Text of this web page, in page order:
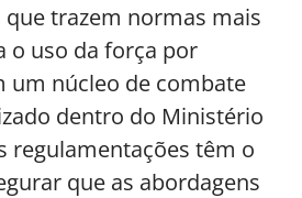
trazem normas mais
o uso da força por
um núcleo de combate
dentro do Ministério
regulamentações têm o
que as abordagens